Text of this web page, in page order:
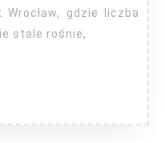
gdzie liczba
stale rośnie,